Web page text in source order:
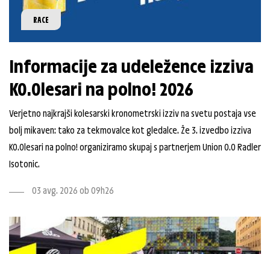
RACE
Informacije za udeležence izziva
K0.0lesari na polno! 2026
Verjetno najkrajši kolesarski kronometrski izziv na svetu postaja vse
bolj mikaven: tako za tekmovalce kot gledalce. Že 3. izvedbo izziva
K0.0lesari na polno! organiziramo skupaj s partnerjem Union 0.0 Radler
Isotonic.
03 avg. 2026 ob 09h26